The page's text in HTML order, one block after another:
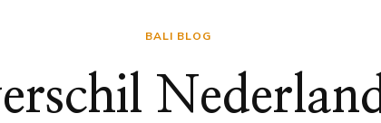
BALI BLOG